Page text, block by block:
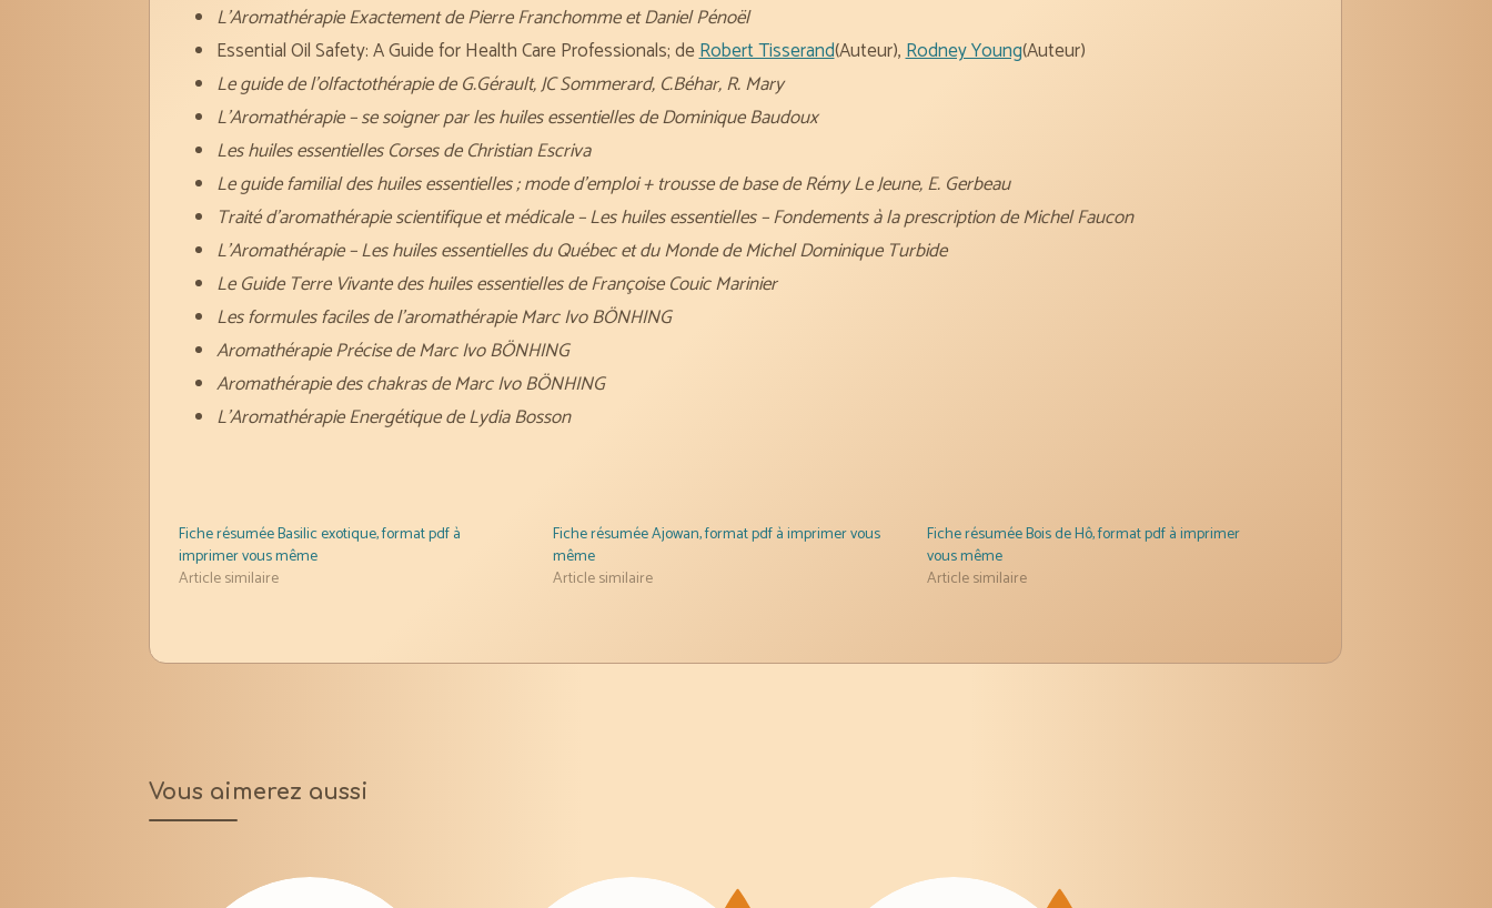
L’Aromathérapie Exactement de Pierre Franchomme et Daniel Pénoël
Essential Oil Safety: A Guide for Health Care Professionals; deRobert Tisserand(Auteur),Rodney Young(Auteur)
Le guide de l’olfactothérapie de G.Gérault, JC Sommerard, C.Béhar, R. Mary
L’Aromathérapie – se soigner par les huiles essentielles de Dominique Baudoux
Les huiles essentielles Corses de Christian Escriva
Le guide familial des huiles essentielles ; mode d’emploi + trousse de base de Rémy Le Jeune, E. Gerbeau
Traité d’aromathérapie scientifique et médicale – Les huiles essentielles – Fondements à la prescription de Michel Faucon
L’Aromathérapie – Les huiles essentielles du Québec et du Monde de Michel Dominique Turbide
Le Guide Terre Vivante des huiles essentielles de Françoise Couic Marinier
Les formules faciles de l’aromathérapie Marc Ivo BÖNHING
Aromathérapie Précise de Marc Ivo BÖNHING
Aromathérapie des chakras de Marc Ivo BÖNHING
L’Aromathérapie Energétique de Lydia Bosson
Fiche résumée Basilic exotique, format pdf à
imprimer vous même
Article similaire
Fiche résumée Ajowan, format pdf à imprimer vous
même
Article similaire
Fiche résumée Bois de Hô, format pdf à imprimer
vous même
Article similaire
Vous aimerez aussi